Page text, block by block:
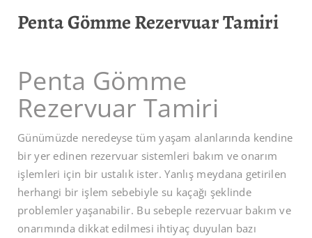
Penta Gömme Rezervuar Tamiri
Penta Gömme
Rezervuar Tamiri
Günümüzde neredeyse tüm yaşam alanlarında kendine
bir yer edinen rezervuar sistemleri bakım ve onarım
işlemleri için bir ustalık ister. Yanlış meydana getirilen
herhangi bir işlem sebebiyle su kaçağı şeklinde
problemler yaşanabilir. Bu sebeple rezervuar bakım ve
onarımında dikkat edilmesi ihtiyaç duyulan bazı